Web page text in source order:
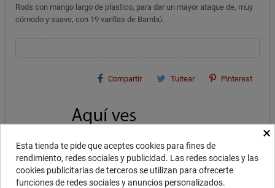
Rods con mango largo de plastico, para dar un mayor ataque de, muy
cómodo y suave, con 19 varillas de Bambú.
Compartir Tuitear Pinterest
×
Esta tienda te pide que aceptes cookies para fines de
rendimiento, redes sociales y publicidad. Las redes sociales y las
cookies publicitarias de terceros se utilizan para ofrecerte
funciones de redes sociales y anuncios personalizados.